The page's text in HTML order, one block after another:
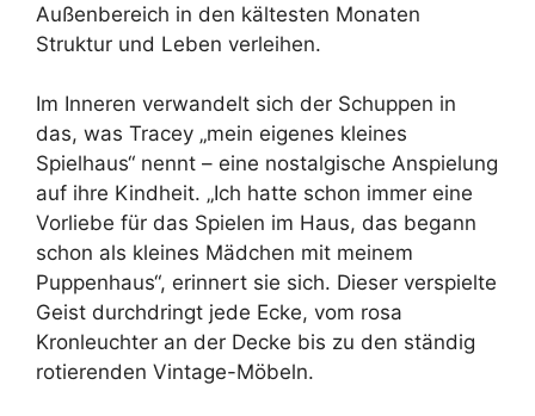
Außenbereich in den kältesten Monaten
Struktur und Leben verleihen.
Im Inneren verwandelt sich der Schuppen in
das, was Tracey „mein eigenes kleines
Spielhaus“ nennt – eine nostalgische Anspielung
auf ihre Kindheit. „Ich hatte schon immer eine
Vorliebe für das Spielen im Haus, das begann
schon als kleines Mädchen mit meinem
Puppenhaus“, erinnert sie sich. Dieser verspielte
Geist durchdringt jede Ecke, vom rosa
Kronleuchter an der Decke bis zu den ständig
rotierenden Vintage-Möbeln.